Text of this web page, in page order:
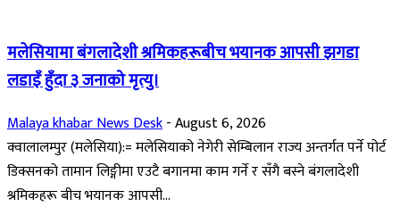
मलेसियामा बंगलादेशी श्रमिकहरूबीच भयानक आपसी झगडा
लडाइँ हुँदा ३ जनाको मृत्यु।
Malaya khabar News Desk-August 6, 2026
क्वालालम्पुर (मलेसिया):= मलेसियाको नेगेरी सेम्बिलान राज्य अन्तर्गत पर्ने पोर्ट
डिक्सनको तामान लिङ्गीमा एउटै बगानमा काम गर्ने र सँगै बस्ने बंगलादेशी
श्रमिकहरू बीच भयानक आपसी...